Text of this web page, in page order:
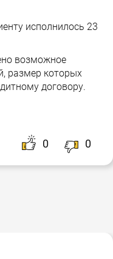
исполнилось 23
возможное
размер которых
договору.
0 0